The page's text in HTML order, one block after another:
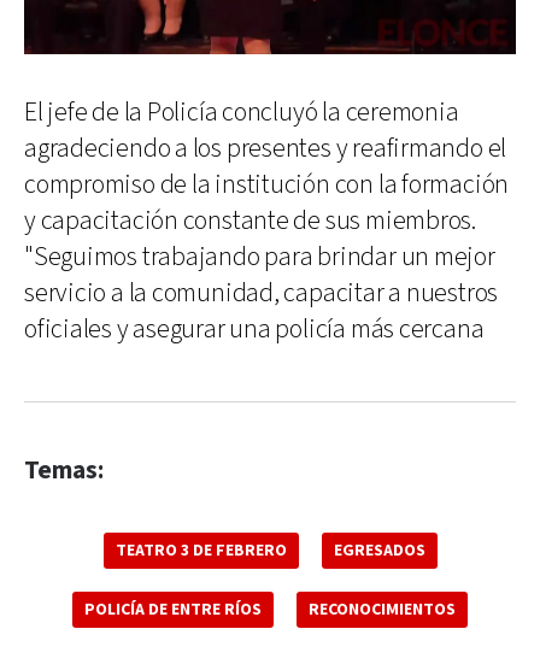
El jefe de la Policía concluyó la ceremonia
agradeciendo a los presentes y reafirmando el
compromiso de la institución con la formación
y capacitación constante de sus miembros.
"Seguimos trabajando para brindar un mejor
servicio a la comunidad, capacitar a nuestros
oficiales y asegurar una policía más cercana
Temas:
TEATRO 3 DE FEBRERO EGRESADOS
POLICÍA DE ENTRE RÍOS RECONOCIMIENTOS